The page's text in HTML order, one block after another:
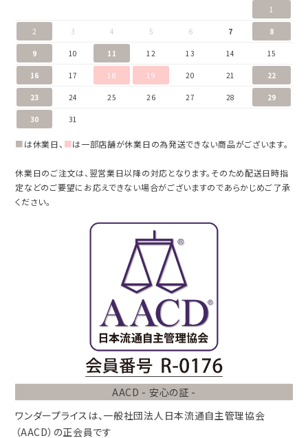
1
2 3 4 5 6 7 8
9 10 11 12 13 14 15
16 17 18 19 20 21 22
23 24 25 26 27 28 29
30 31
■は休業日、 ■は一部店舗が休業日の為発送できない商品がございます。
休業日のご注文は、翌営業日以降の対応となります。そのため配送日時指
定などのご要望にお応えできない場合がございますのであらかじめご了承
ください。
AACD - 安心の証 -
ワンダープライスは、 一般社団法人 日本流通自主管理協会
（AACD） の正会員です